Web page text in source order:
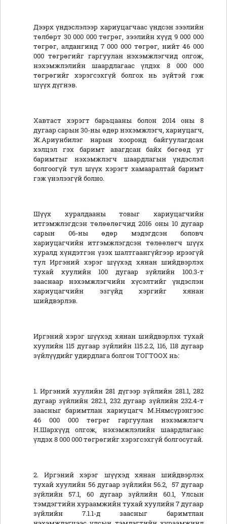
Дээрх үндэслэлээр хариуцагчаас үндсэн зээлийн
төлбөрт 30 000 000 төгрөг, зээлийн хүүд 9 000 000
төгрөг, алдангинд 7 000 000 төгрөг, нийт 46 000
000 төгрөгийг гаргуулан нэхэмжлэгчид олгож,
нэхэмжлэлийн шаардлагаас үлдэх 8 000 000
төгрөгийг хэрэгсэхгүй болгох нь зүйтэй гэж
шүүх дүгнэв.
Хавтаст хэрэгт барьцааны болон 2014 оны 8
дугаар сарын 30-ны өдөр нэхэмжлэгч, хариуцагч,
Ж.Ариунбилэг нарын хооронд байгуулагдсан
хэлцэл гэх баримт авагдсан байх бөгөөд уг
баримтыг нэхэмжлэгч шаардлагын үндэслэл
болгоогүй тул шүүх хэрэгт хамааралтай баримт
гэж үнэлээгүй болно.
Шүүх хуралдааны товыг хариуцагчийн
итгэмжлэгдсэн төлөөлөгчид 2016 оны 10 дугаар
сарын 06-ны өдөр мэдэгдсэн боловч
хариуцагчийн итгэмжлэгдсэн төлөөлөгч шүүх
хуралд хүндэтгэн үзэх шалтгаангүйгээр ирээгүй
тул Иргэний хэрэг шүүхэд хянан шийдвэрлэх
тухай хуулийн 100 дугаар зүйлийн 100.3-т
зааснаар нэхэмжлэгчийн хүсэлтийг үндэслэн
хариуцагчийн эзгүйд хэргийг хянан
шийдвэрлэв.
Иргэний хэрэг шүүхэд хянан шийдвэрлэх тухай
хуулийн 115 дугаар зүйлийн 115.2.2, 116, 118 дугаар
зүйлүүдийг удирдлага болгон ТОГТООХ нь:
1. Иргэний хуулийн 281 дүгээр зүйлийн 281.1, 282
дугаар зүйлийн 282.1, 232 дугаар зүйлийн 232.4-т
заасныг баримтлан хариуцагч М.Нямсүрэнгээс
46 000 000 төгрөг гаргуулан нэхэмжлэгч
Н.Шархүүд олгож, нэхэмжлэлийн шаардлагаас
үлдэх 8 000 000 төгрөгийг хэрэгсэхгүй болгосугай.
2. Иргэний хэрэг шүүхэд хянан шийдвэрлэх
тухай хуулийн 56 дугаар зүйлийн 56.2, 57 дугаар
зүйлийн 57.1, 60 дугаар зүйлийн 60.1, Улсын
тэмдэгтийн хураамжийн тухай хуулийн 7 дугаар
зүйлийн 7.1.1-д заасныг баримтлан